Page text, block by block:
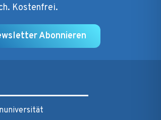
Kostenfrei.
Abonnieren